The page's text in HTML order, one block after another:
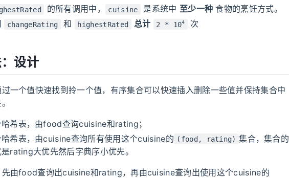
的所有调用中， cuisine 是系统中 至少一种 食物的烹饪方式。
changeRating 和 highestRated 总计 2 * 104 次
设计
一个值快速找到拎一个值，有序集合可以快速插入删除一些值并保持集合中
希表，由food查询cuisine和rating；
希表，由cuisine查询所有使用这个cuisine的 (food, rating) 集合，集合的
rating大优先然后字典序小优先。
先由food查询出cuisine和rating，再由cuisine查询出使用这个cuisine的